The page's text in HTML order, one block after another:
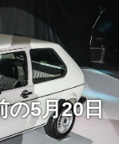
の5月20日